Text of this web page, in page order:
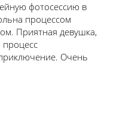
фотосессию в
процессом
Приятная девушка,
процесс
Очень